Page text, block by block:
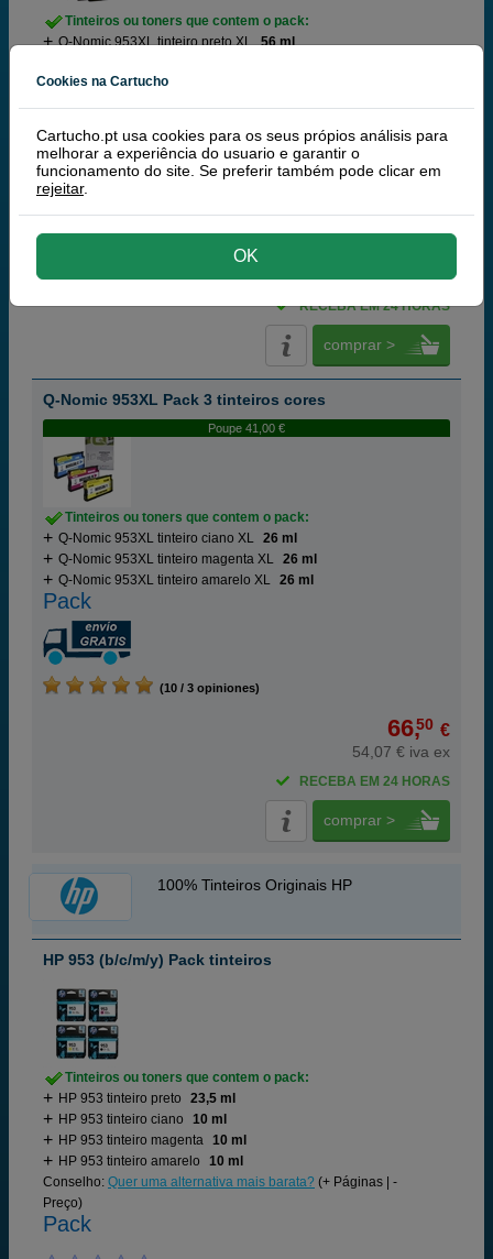
Tinteiros ou toners que contem o pack:
Q-Nomic 953XL tinteiro preto XL 56 ml
Q-Nomic 953XL tinteiro magenta XL
Q-Nomic 953XL tinteiro amarelo XL 26 ml
Pack
(9,6 / 21 opiniones)
76,83 € iva ex
RECEBA EM 24 HORAS
comprar >
Q-Nomic 953XL Pack 3 tinteiros cores
Poupe 41,00 €
Tinteiros ou toners que contem o pack:
Q-Nomic 953XL tinteiro ciano XL 26 ml
Q-Nomic 953XL tinteiro magenta XL 26 ml
Q-Nomic 953XL tinteiro amarelo XL 26 ml
Pack
(10 / 3 opiniones)
66,50 €
54,07 € iva ex
RECEBA EM 24 HORAS
comprar >
100% Tinteiros Originais HP
HP 953 (b/c/m/y) Pack tinteiros
Tinteiros ou toners que contem o pack:
HP 953 tinteiro preto
23,5 ml
HP 953 tinteiro ciano
10 ml
HP 953 tinteiro magenta 10 ml
HP 953 tinteiro amarelo
10 ml
Conselho: Quer uma alternativa mais barata? (+ Páginas | -
Preço)
Pack
Cookies na Cartucho
Cartucho.pt usa cookies para os seus própios análisis para
melhorar a experiência do usuario e garantir o
funcionamento do site. Se preferir também pode clicar em
rejeitar.
OK